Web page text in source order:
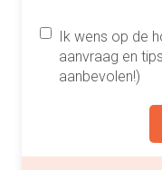
Ik wens op de
aanvraag en
aanbevolen!)